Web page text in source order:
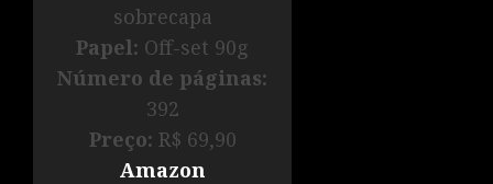
sobrecapa
Papel: Off-set 90g
Número de páginas:
392
Preço: R$ 69,90
Amazon